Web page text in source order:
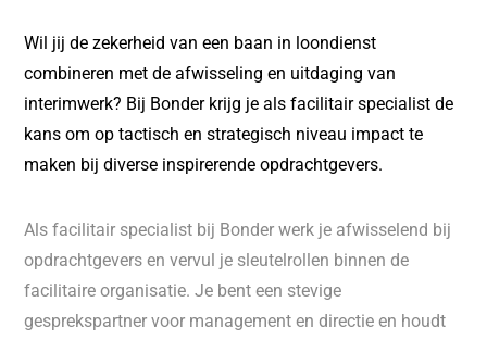
Wil jij de zekerheid van een baan in loondienst
combineren met de afwisseling en uitdaging van
interimwerk? Bij Bonder krijg je als facilitair specialist de
kans om op tactisch en strategisch niveau impact te
maken bij diverse inspirerende opdrachtgevers.
Als facilitair specialist bij Bonder werk je afwisselend bij
opdrachtgevers en vervul je sleutelrollen binnen de
facilitaire organisatie. Je bent een stevige
gesprekspartner voor management en directie en houdt